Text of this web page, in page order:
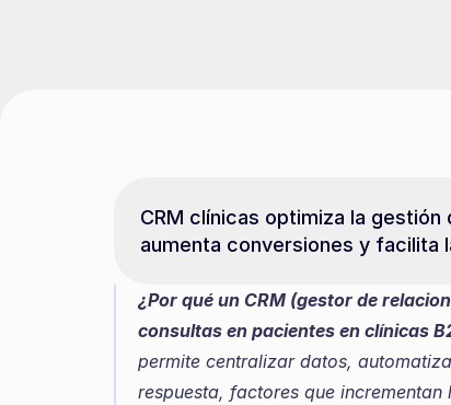
CRM clínicas optimiza la gestión
aumenta conversiones y facilita
¿Por qué un CRM (gestor de
consultas en pacientes en clínicas
permite centralizar datos,
respuesta, factores que